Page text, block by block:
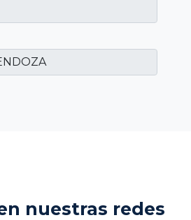
nuestras redes